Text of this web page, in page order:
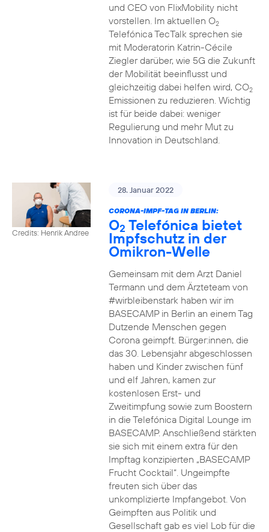
und CEO von FlixMobility nicht
vorstellen. Im aktuellen O2
Telefónica TecTalk sprechen sie
mit Moderatorin Katrin-Cécile
Ziegler darüber, wie 5G die Zukunft
der Mobilität beeinflusst und
gleichzeitig dabei helfen wird, CO2
Emissionen zu reduzieren. Wichtig
ist für beide dabei: weniger
Regulierung und mehr Mut zu
Innovation in Deutschland.
Credits: Henrik Andree
28. Januar 2022
CORONA-IMPF-TAG IN BERLIN:
O2 Telefónica bietet
Impfschutz in der
Omikron-Welle
Gemeinsam mit dem Arzt Daniel
Termann und dem Ärzteteam von
#wirbleibenstark haben wir im
BASECAMP in Berlin an einem Tag
Dutzende Menschen gegen
Corona geimpft. Bürger:innen, die
das 30. Lebensjahr abgeschlossen
haben und Kinder zwischen fünf
und elf Jahren, kamen zur
kostenlosen Erst- und
Zweitimpfung sowie zum Boostern
in die Telefónica Digital Lounge im
BASECAMP. Anschließend stärkten
sie sich mit einem extra für den
Impftag konzipierten „BASECAMP
Frucht Cocktail“. Ungeimpfte
freuten sich über das
unkomplizierte Impfangebot. Von
Geimpften aus Politik und
Gesellschaft gab es viel Lob für die